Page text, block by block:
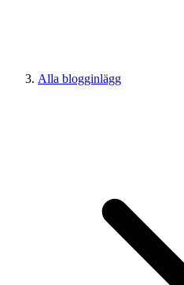
Alla blogginlägg